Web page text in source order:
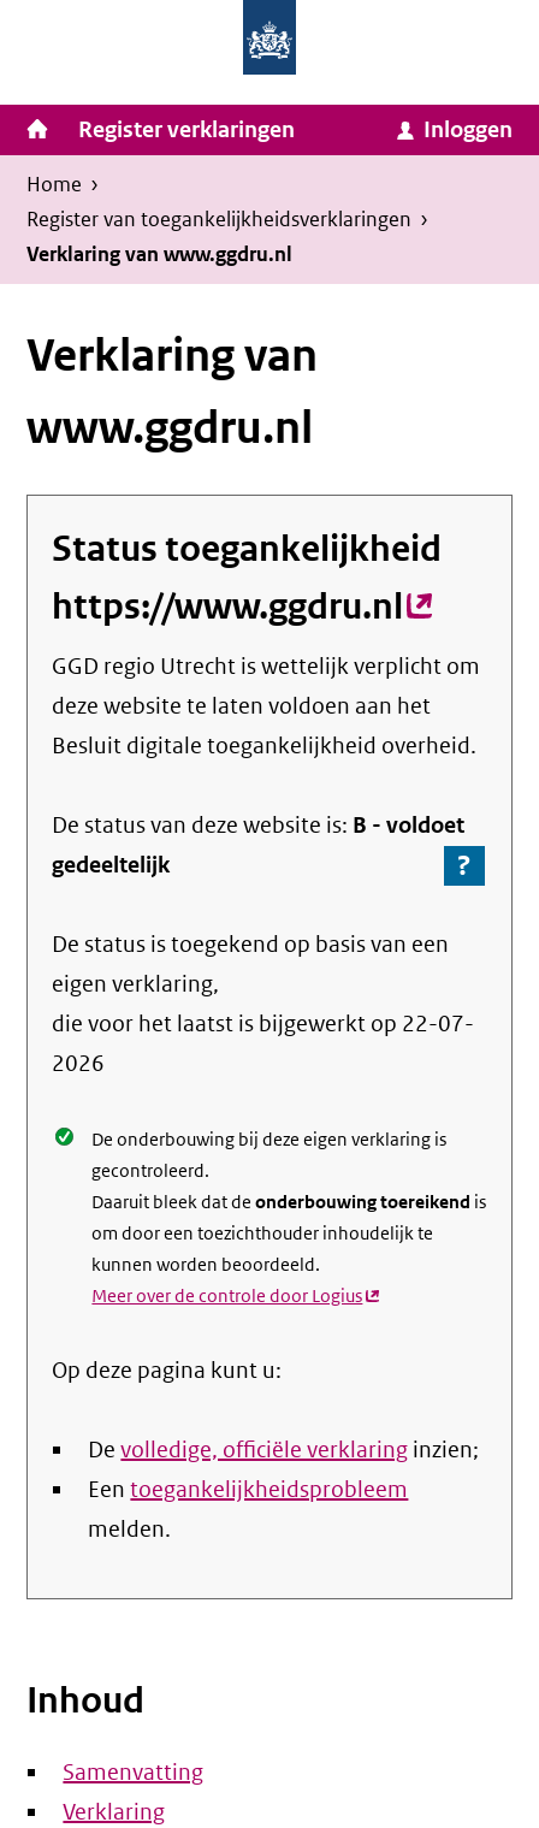
inhoud
van
Zaken
en
Koninkrijksrelaties
Homepage
van
Invulassistent
Toegankelijkheidsverklaring
Toegankelijkheidsverklaring
Hoofdnavigatie
Register verklaringen Inloggen
Kruimelpad
U
bevindt
zich
hier:
Home ›
Register van toegankelijkheids­verklaringen ›
Verklaring van www.ggdru.nl
Verklaring van
www.ggdru.nl
Status toegankelijkheid
https://www.ggdru.nl(externe
link)
GGD regio Utrecht is wettelijk verplicht om
deze website te laten voldoen aan het
Besluit digitale toegankelijkheid overheid.
De status van dezewebsite is: B -voldoet
gedeeltelijk
?
Ga
over
De status is toegekend op basis van een
eigen verklaring,
die voor het laatst is bijgewerkt op 22-07-
2026
De onderbouwing bij deze eigen verklaring is
gecontroleerd.
Daaruit bleek dat deonderbouwing toereikend is
om door een toezichthouder inhoudelijk te
kunnen worden beoordeeld.
Meer over de controle door Logius(externe
Op deze pagina kunt u:
Devolledige, officiële verklaring inzien;
Eentoegankelijkheidsprobleem
melden.
Inhoud
Samenvatting
Verklaring